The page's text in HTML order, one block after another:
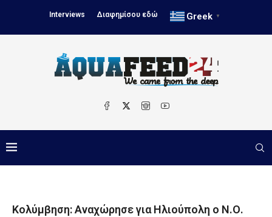
Interviews Διαφημίσου εδώ Greek ▼
Κολύμβηση: Αναχώρησε για Ηλιούπολη ο Ν.Ο.